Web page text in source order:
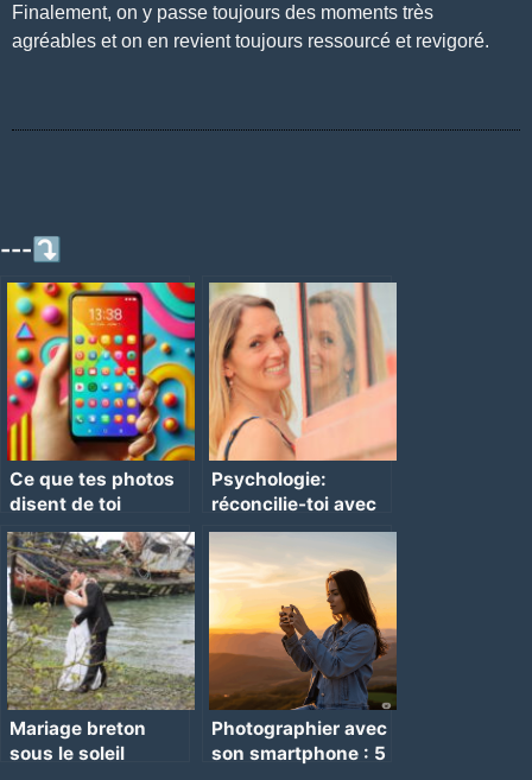
Finalement, on y passe toujours des moments très
agréables et on en revient toujours ressourcé et revigoré.
---⤵
Ce que tes photos
disent de toi
Psychologie:
réconcilie-toi avec
ton image
Mariage breton
sous le soleil
Photographier avec
son smartphone : 5